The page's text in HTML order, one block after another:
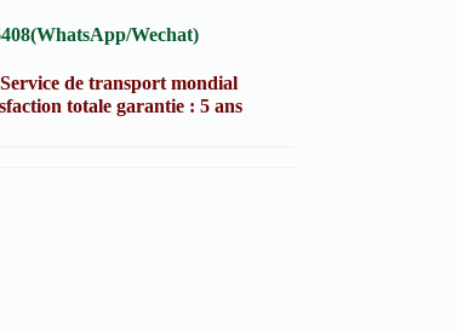
Wechat)
mondial
totale garantie : 5 ans